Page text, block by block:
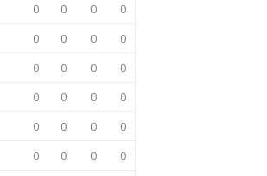
0 0 0
0
0 0 0
0
0 0 0
0
0 0 0
0
0 0 0
0
0 0 0
0